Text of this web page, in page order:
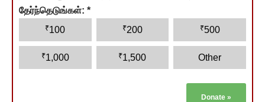
தேர்ந்தெடுங்கள்: *
₹100 ₹200 ₹500
₹1,000 ₹1,500 Other
Donate »